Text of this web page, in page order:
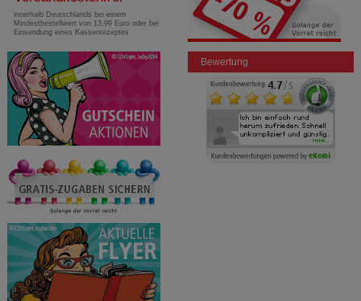
innerhalb Deutschlands bei einem
Mindestbestellwert von 13,99 Euro oder bei
Einsendung eines Kassenrezeptes
Bewertung